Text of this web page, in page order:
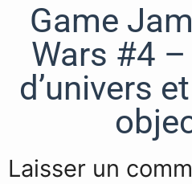
Game
Wars #4
d’univers
Laisser un